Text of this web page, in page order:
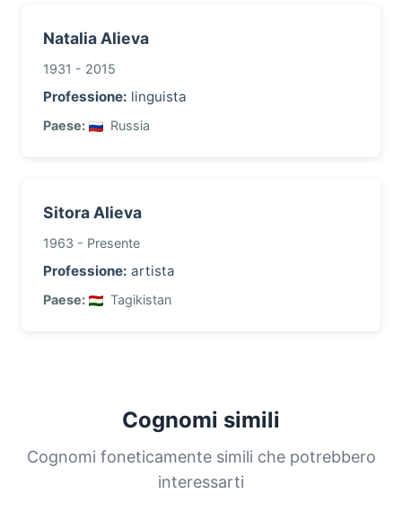
Natalia Alieva
1931 - 2015
Professione: linguista
Paese: Russia
Sitora Alieva
1963 - Presente
Professione: artista
Paese: Tagikistan
Cognomi simili
Cognomi foneticamente simili che potrebbero
interessarti